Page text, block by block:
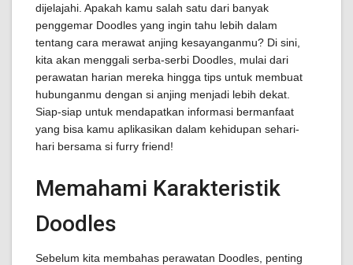
dijelajahi. Apakah kamu salah satu dari banyak
penggemar Doodles yang ingin tahu lebih dalam
tentang cara merawat anjing kesayanganmu? Di sini,
kita akan menggali serba-serbi Doodles, mulai dari
perawatan harian mereka hingga tips untuk membuat
hubunganmu dengan si anjing menjadi lebih dekat.
Siap-siap untuk mendapatkan informasi bermanfaat
yang bisa kamu aplikasikan dalam kehidupan sehari-
hari bersama si furry friend!
Memahami Karakteristik
Doodles
Sebelum kita membahas perawatan Doodles, penting